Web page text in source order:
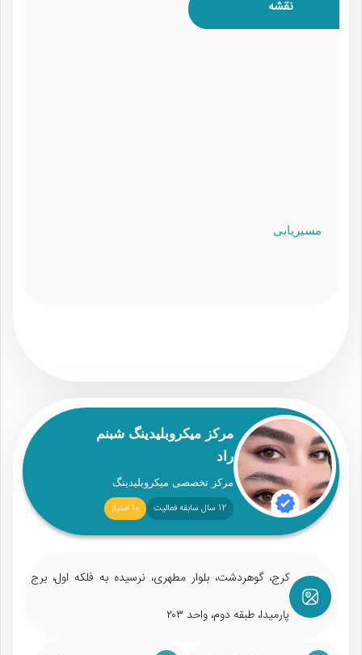
نقشه
مسیریابی
مرکز میکروبلیدینگ شبنم
راد
مرکز تخصصی میکروبلیدینگ
12 سال سابقه فعالیت 10 امتیاز
کرج، گوهردشت، بلوار مطهری، نرسیده به فلکه اول، برج
پارمیدا، طبقه دوم، واحد ۲۰۳